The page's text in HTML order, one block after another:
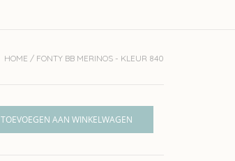
HOME / FONTY BB MERINOS - KLEUR 840
TOEVOEGEN AAN WINKELWAGEN